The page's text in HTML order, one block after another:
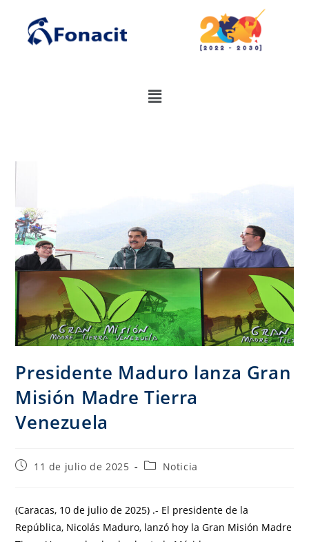
Presidente Maduro lanza Gran
Misión Madre Tierra
Venezuela
11 de julio de 2025 Noticia
(Caracas, 10 de julio de 2025) .- El presidente de la
República, Nicolás Maduro, lanzó hoy la Gran Misión Madre